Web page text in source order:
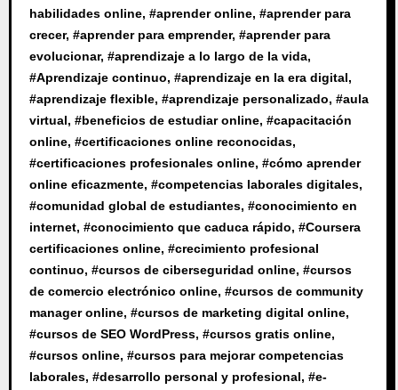
habilidades online, #aprender online, #aprender para
crecer, #aprender para emprender, #aprender para
evolucionar, #aprendizaje a lo largo de la vida,
#Aprendizaje continuo, #aprendizaje en la era digital,
#aprendizaje flexible, #aprendizaje personalizado, #aula
virtual, #beneficios de estudiar online, #capacitación
online, #certificaciones online reconocidas,
#certificaciones profesionales online, #cómo aprender
online eficazmente, #competencias laborales digitales,
#comunidad global de estudiantes, #conocimiento en
internet, #conocimiento que caduca rápido, #Coursera
certificaciones online, #crecimiento profesional
continuo, #cursos de ciberseguridad online, #cursos
de comercio electrónico online, #cursos de community
manager online, #cursos de marketing digital online,
#cursos de SEO WordPress, #cursos gratis online,
#cursos online, #cursos para mejorar competencias
laborales, #desarrollo personal y profesional, #e-